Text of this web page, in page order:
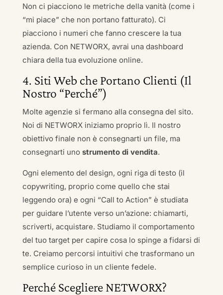
Non ci piacciono le metriche della vanità (come i
“mi piace” che non portano fatturato). Ci
piacciono i numeri che fanno crescere la tua
azienda. Con NETWORX, avrai una dashboard
chiara della tua evoluzione online.
4. Siti Web che Portano Clienti (Il
Nostro “Perché”)
Molte agenzie si fermano alla consegna del sito.
Noi di NETWORX iniziamo proprio lì. Il nostro
obiettivo finale non è consegnarti un file, ma
consegnarti uno strumento di vendita.
Ogni elemento del design, ogni riga di testo (il
copywriting, proprio come quello che stai
leggendo ora) e ogni “Call to Action” è studiata
per guidare l’utente verso un’azione: chiamarti,
scriverti, acquistare. Studiamo il comportamento
del tuo target per capire cosa lo spinge a fidarsi di
te. Creiamo percorsi intuitivi che trasformano un
semplice curioso in un cliente fedele.
Perché Scegliere NETWORX?